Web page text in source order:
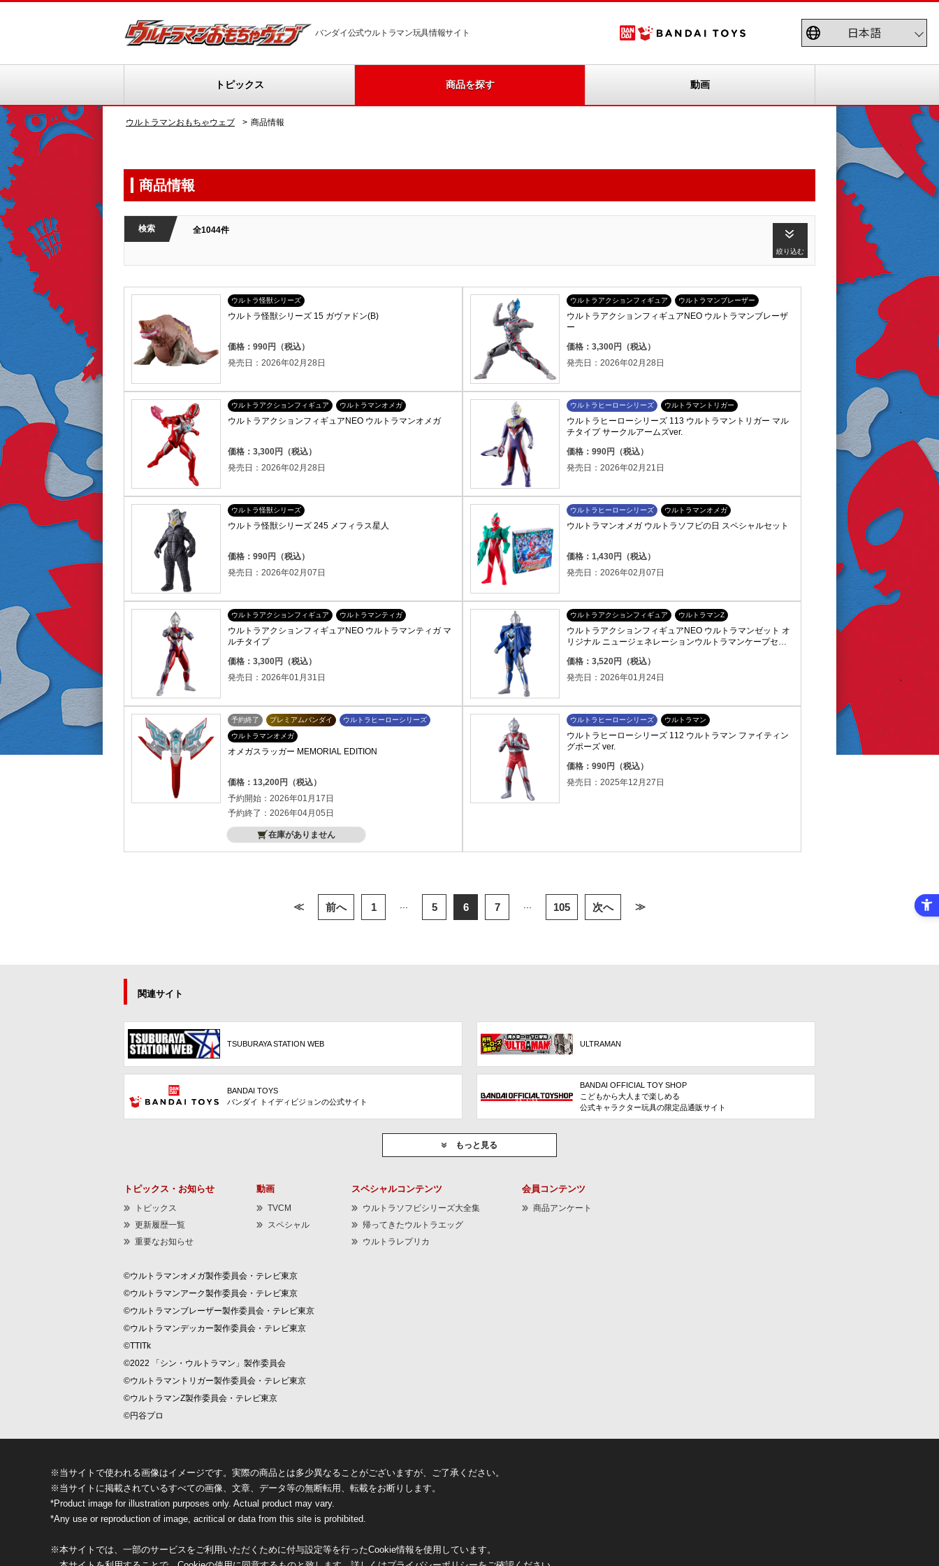
バンダイ公式ウルトラマン玩具情報サイト
トピックス 商品を探す 動画
ウルトラマンおもちゃウェブ 商品情報
商品情報
検索 全1044件
絞り込む
ウルトラ怪獣シリーズ
ウルトラ怪獣シリーズ 15 ガヴァドン(B)
価格：990円（税込）
発売日：2026年02月28日
ウルトラアクションフィギュア ウルトラマンブレーザー
ウルトラアクションフィギュアNEO ウルトラマンブレーザ
ー
価格：3,300円（税込）
発売日：2026年02月28日
ウルトラアクションフィギュア ウルトラマンオメガ
ウルトラアクションフィギュアNEO ウルトラマンオメガ
価格：3,300円（税込）
発売日：2026年02月28日
ウルトラヒーローシリーズ ウルトラマントリガー
ウルトラヒーローシリーズ 113 ウルトラマントリガー マル
チタイプ サークルアームズver.
価格：990円（税込）
発売日：2026年02月21日
ウルトラ怪獣シリーズ
ウルトラ怪獣シリーズ 245 メフィラス星人
価格：990円（税込）
発売日：2026年02月07日
ウルトラヒーローシリーズ ウルトラマンオメガ
ウルトラマンオメガ ウルトラソフビの日 スペシャルセット
価格：1,430円（税込）
発売日：2026年02月07日
ウルトラアクションフィギュア ウルトラマンティガ
ウルトラアクションフィギュアNEO ウルトラマンティガ マ
ルチタイプ
価格：3,300円（税込）
発売日：2026年01月31日
ウルトラアクションフィギュア ウルトラマンZ
ウルトラアクションフィギュアNEO ウルトラマンゼット オ
リジナル ニュージェネレーションウルトラマンケープセッ
価格：3,520円（税込）
発売日：2026年01月24日
予約終了 プレミアムバンダイ ウルトラヒーローシリーズ
ウルトラマンオメガ
オメガスラッガー MEMORIAL EDITION
価格：13,200円（税込）
予約開始：2026年01月17日
予約終了：2026年04月05日
在庫がありません
ウルトラヒーローシリーズ ウルトラマン
ウルトラヒーローシリーズ 112 ウルトラマン ファイティン
グポーズ ver.
価格：990円（税込）
発売日：2025年12月27日
≪ 前へ 1 ... 5 6 7 ... 105 次へ ≫
関連サイト
TSUBURAYA STATION WEB ULTRAMAN
BANDAI TOYS
バンダイ トイディビジョンの公式サイト
BANDAI OFFICIAL TOY SHOP
こどもから大人まで楽しめる
公式キャラクター玩具の限定品通販サイト
もっと見る
トピックス・お知らせ
トピックス
更新履歴一覧
重要なお知らせ
動画
TVCM
スペシャル
スペシャルコンテンツ
ウルトラソフビシリーズ大全集
帰ってきたウルトラエッグ
ウルトラレプリカ
会員コンテンツ
商品アンケート
©ウルトラマンオメガ製作委員会・テレビ東京
©ウルトラマンアーク製作委員会・テレビ東京
©ウルトラマンブレーザー製作委員会・テレビ東京
©ウルトラマンデッカー製作委員会・テレビ東京
©TTITk
©2022 「シン・ウルトラマン」製作委員会
©ウルトラマントリガー製作委員会・テレビ東京
©ウルトラマンZ製作委員会・テレビ東京
©円谷プロ
※当サイトで使われる画像はイメージです。実際の商品とは多少異なることがございますが、ご了承ください。
※当サイトに掲載されているすべての画像、文章、データ等の無断転用、転載をお断りします。
*Product image for illustration purposes only. Actual product may vary.
*Any use or reproduction of image, acritical or data from this site is prohibited.
※本サイトでは、一部のサービスをご利用いただくために付与設定等を行ったCookie情報を使用しています。